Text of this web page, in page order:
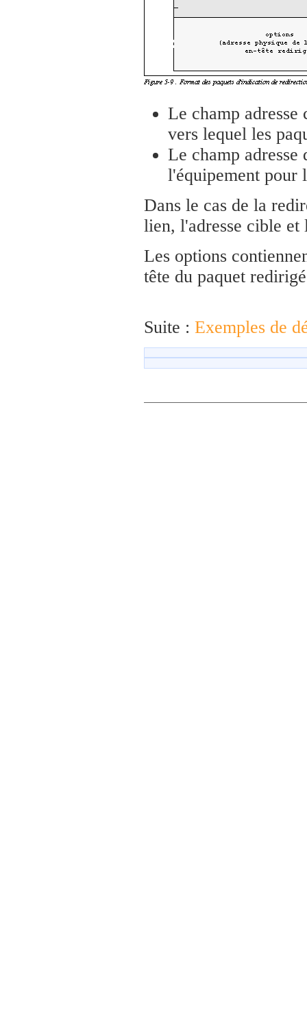
Le champ
vers lequel les
Le champ adresse
l'équipement pour
Dans le cas de la
lien, l'adresse cible et
Les options
tête du paquet
Suite : Exemples de